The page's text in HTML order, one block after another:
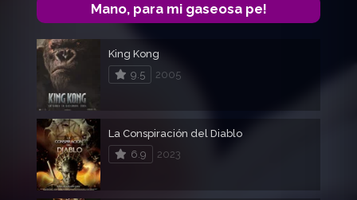
Mano, para mi gaseosa pe!
King Kong
9.5
2005
La Conspiración del Diablo
6.9
2023